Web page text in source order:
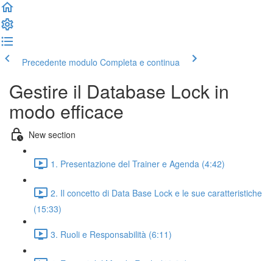
Precedente modulo Completa e continua
Gestire il Database Lock in
modo efficace
New section
1. Presentazione del Trainer e Agenda (4:42)
2. Il concetto di Data Base Lock e le sue caratteristiche
(15:33)
3. Ruoli e Responsabilità (6:11)